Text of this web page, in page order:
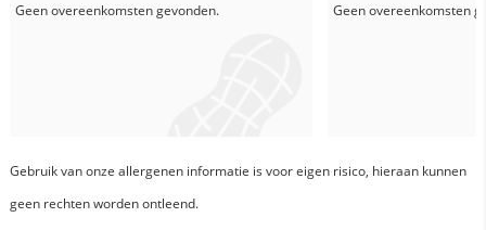
Geen overeenkomsten gevonden. Geen overeenkomsten
Gebruik van onze allergenen informatie is voor eigen risico, hieraan kunnen
geen rechten worden ontleend.